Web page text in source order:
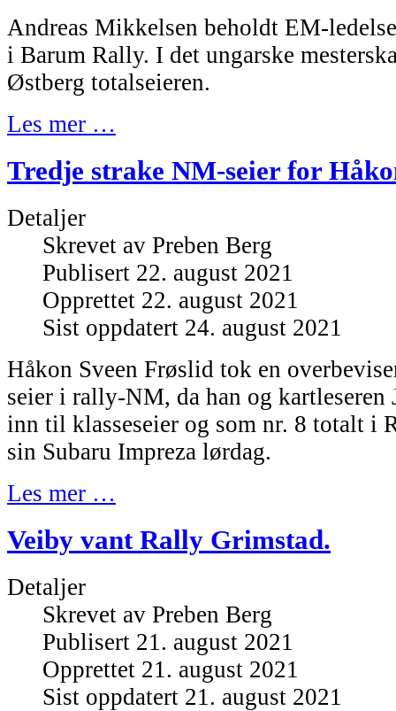
Andreas Mikkelsen beholdt EM-
i Barum Rally. I det ungarske
Østberg totalseieren.
Les mer …
Tredje strake NM-seier for
Detaljer
Skrevet av Preben Berg
Publisert 22. august 2021
Opprettet 22. august 2021
Sist oppdatert 24. august 2021
Håkon Sveen Frøslid tok en
seier i rally-NM, da han og
inn til klasseseier og som nr. 8 totalt i
sin Subaru Impreza lørdag.
Les mer …
Veiby vant Rally Grimstad.
Detaljer
Skrevet av Preben Berg
Publisert 21. august 2021
Opprettet 21. august 2021
Sist oppdatert 21. august 2021